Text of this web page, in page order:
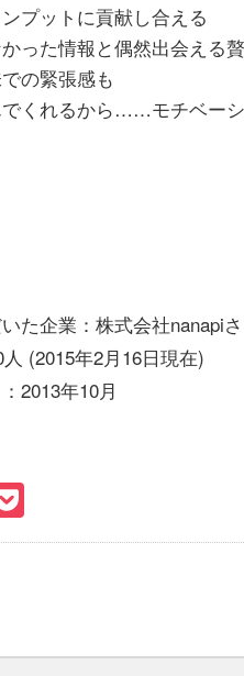
プットに貢献し合える
った情報と偶然出会える
の緊張感も
くれるから……モチベー
た企業：株式会社nanapiさ
(2015年2月16日現在)
2013年10月
Pocket